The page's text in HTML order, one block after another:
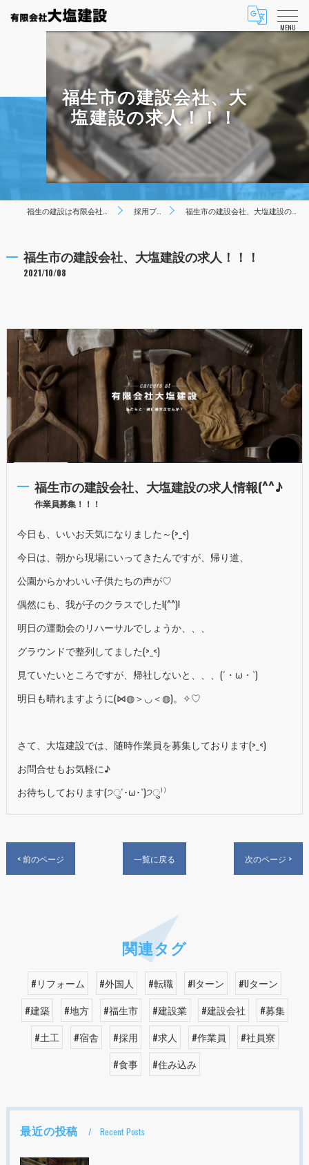
MENU
福生市の建設会社、大
塩建設の求人！！！
採用ブログ 福生市の建設会社、大塩建設の求人！！！
福生市の建設会社、大塩建設の求人！！！
2021/10/08
福生市の建設会社、大塩建設の求人情報(^^♪
作業員募集！！！
今日も、いいお天気になりました～(>_<)
今日は、朝から現場にいってきたんですが、帰り道、
公園からかわいい子供たちの声が♡
偶然にも、我が子のクラスでした!(^^)!
明日の運動会のリハーサルでしょうか、、、
グラウンドで整列してました(>_<)
見ていたいところですが、帰社しないと、、、(´・ω・`)
明日も晴れますように(⋈◍＞◡＜◍)。✧♡
さて、大塩建設では、随時作業員を募集しております(>_<)
お問合せもお気軽に♪
お待ちしております(੭ु´･ω･`)੭ु⁾⁾
< 前のページ 一覧に戻る 次のページ >
関連タグ
#リフォーム #外国人 #転職 #Iターン
#Uターン
#建築
#地方 #福生市 #建設業 #建設会社
#募集
#土工
#宿舎 #採用 #求人 #作業員
#社員寮
#食事
#住み込み
最近の投稿 Recent Posts